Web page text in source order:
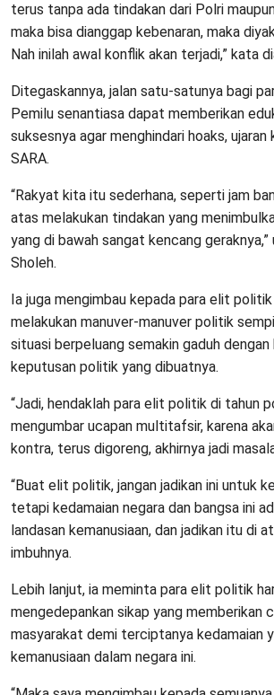
terus tanpa ada tindakan dari Polri
maka bisa dianggap kebenaran, maka
Nah inilah awal konflik akan terjadi,” kata
Ditegaskannya, jalan satu-satunya bagi
Pemilu senantiasa dapat memberikan
suksesnya agar menghindari hoaks, ujaran
SARA.
“Rakyat kita itu sederhana, seperti jam
atas melakukan tindakan yang
yang di bawah sangat kencang geraknya,”
Sholeh.
Ia juga mengimbau kepada para elit
melakukan manuver-manuver politik
situasi berpeluang semakin gaduh
keputusan politik yang dibuatnya.
“Jadi, hendaklah para elit politik di tahun
mengumbar ucapan multitafsir, karena
kontra, terus digoreng, akhirnya jadi
“Buat elit politik, jangan jadikan ini untuk
tetapi kedamaian negara dan bangsa ini
landasan kemanusiaan, dan jadikan itu di
imbuhnya.
Lebih lanjut, ia meminta para elit politik
mengedepankan sikap yang memberikan
masyarakat demi terciptanya kedamaian
kemanusiaan dalam negara ini.